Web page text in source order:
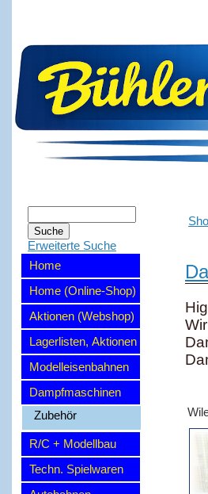
Erweiterte Suche
Home
Home (Online-Shop)
Aktionen (Webshop)
Lagerlisten, Aktionen
Modelleisenbahnen
Dampfmaschinen
Zubehör
R/C + Modellbau
Techn. Spielwaren